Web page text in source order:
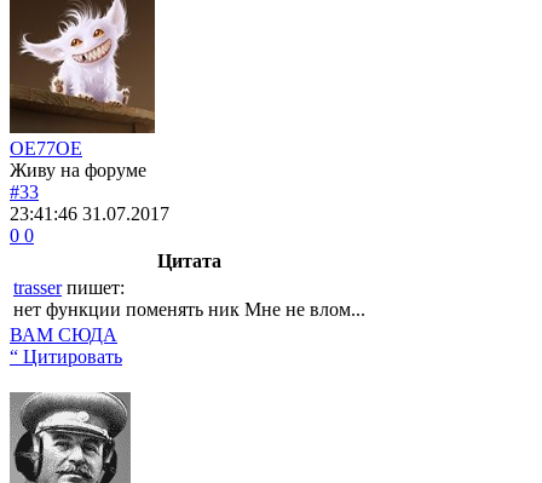
OE77OE
Живу на форуме
#33
23:41:46 31.07.2017
0 0
Цитата
trasserпишет:
нет функции поменять ник Мне не влом...
ВАМ СЮДА
“ Цитировать